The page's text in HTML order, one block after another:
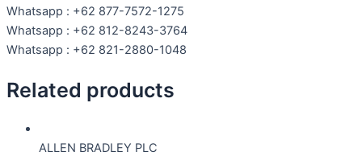
Whatsapp : +62 877-7572-1275
Whatsapp : +62 812-8243-3764
Whatsapp : +62 821-2880-1048
Related products
ALLEN BRADLEY PLC